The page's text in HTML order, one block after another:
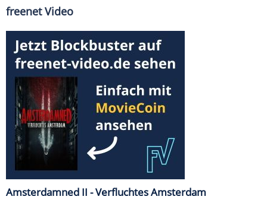
freenet Video
Amsterdamned II - Verfluchtes Amsterdam